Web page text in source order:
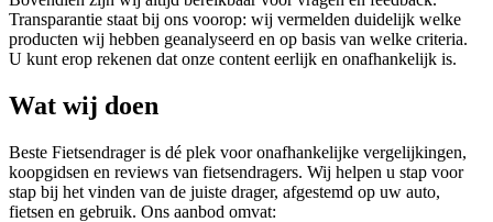
Transparantie staat bij ons voorop: wij vermelden duidelijk welke
producten wij hebben geanalyseerd en op basis van welke criteria.
U kunt erop rekenen dat onze content eerlijk en onafhankelijk is.
Wat wij doen
Beste Fietsendrager is dé plek voor onafhankelijke vergelijkingen,
koopgidsen en reviews van fietsendragers. Wij helpen u stap voor
stap bij het vinden van de juiste drager, afgestemd op uw auto,
fietsen en gebruik. Ons aanbod omvat: